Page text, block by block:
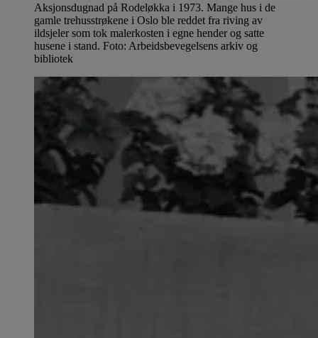
Aksjonsdugnad på Rodeløkka i 1973. Mange hus i de
gamle trehusstrøkene i Oslo ble reddet fra riving av
ildsjeler som tok malerkosten i egne hender og satte
husene i stand. Foto: Arbeidsbevegelsens arkiv og
bibliotek